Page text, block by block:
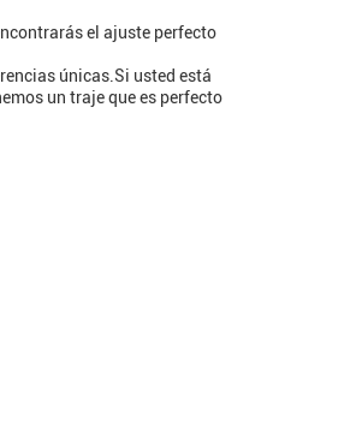
el ajuste perfecto
únicas.Si usted está
un traje que es perfecto